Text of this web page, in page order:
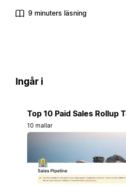
9 minuters läsning
Ingår i
Top 10 Paid Sales Rollup
10 mallar